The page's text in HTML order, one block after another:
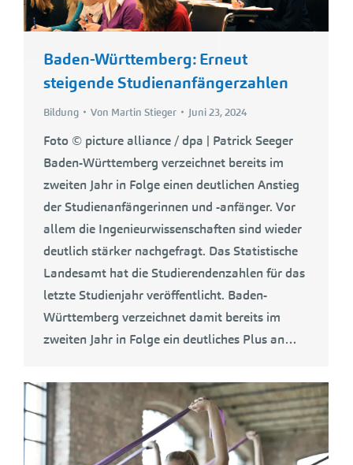
Baden-Württemberg: Erneut
steigende Studienanfängerzahlen
Bildung Von Martin Stieger Juni 23, 2024
Foto © picture alliance / dpa | Patrick Seeger
Baden-Württemberg verzeichnet bereits im
zweiten Jahr in Folge einen deutlichen Anstieg
der Studienanfängerinnen und -anfänger. Vor
allem die Ingenieurwissenschaften sind wieder
deutlich stärker nachgefragt. Das Statistische
Landesamt hat die Studierendenzahlen für das
letzte Studienjahr veröffentlicht. Baden-
Württemberg verzeichnet damit bereits im
zweiten Jahr in Folge ein deutliches Plus an…